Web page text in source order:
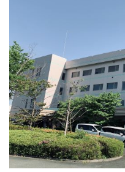
お問い合わせ
プライバシーポリシー
会社概要・代表あいさつ
導入事例